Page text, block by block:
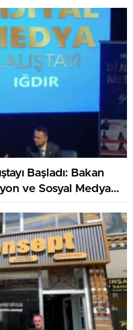
Başladı: Bakan
ve Sosyal Medya